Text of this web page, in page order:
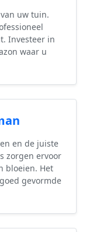
uw tuin.
Investeer in
waar u
en de juiste
zorgen ervoor
bloeien. Het
gevormde